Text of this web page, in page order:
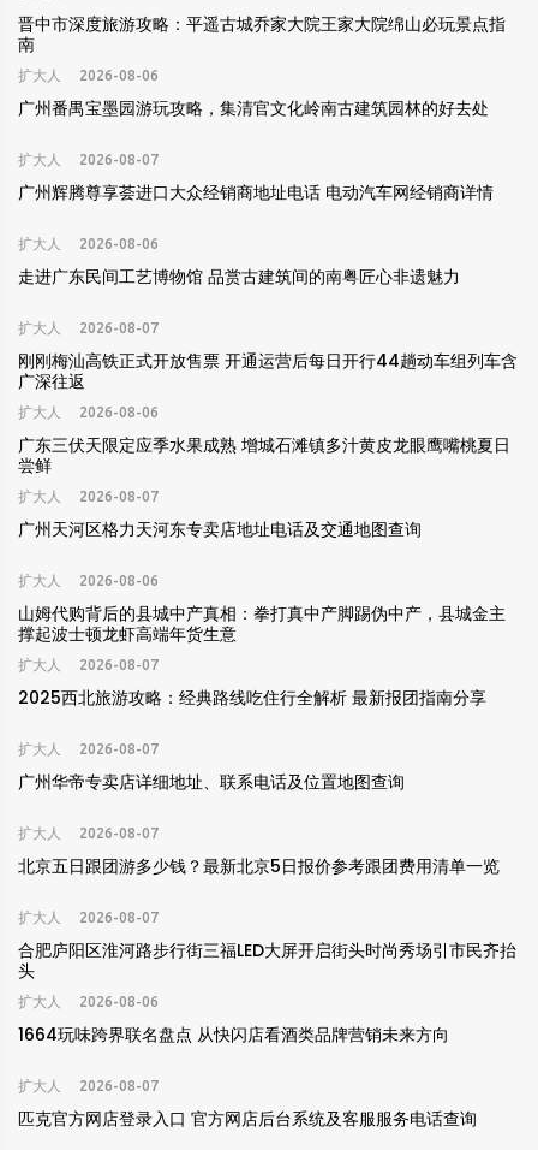
晋中市深度旅游攻略：平遥古城乔家大院王家大院绵山必玩景点指
南
扩大人 2026-08-06
广州番禺宝墨园游玩攻略，集清官文化岭南古建筑园林的好去处
扩大人 2026-08-07
广州辉腾尊享荟进口大众经销商地址电话 电动汽车网经销商详情
扩大人 2026-08-06
走进广东民间工艺博物馆 品赏古建筑间的南粤匠心非遗魅力
扩大人 2026-08-07
刚刚梅汕高铁正式开放售票 开通运营后每日开行44趟动车组列车含
广深往返
扩大人 2026-08-06
广东三伏天限定应季水果成熟 增城石滩镇多汁黄皮龙眼鹰嘴桃夏日
尝鲜
扩大人 2026-08-07
广州天河区格力天河东专卖店地址电话及交通地图查询
扩大人 2026-08-06
山姆代购背后的县城中产真相：拳打真中产脚踢伪中产，县城金主
撑起波士顿龙虾高端年货生意
扩大人 2026-08-07
2025西北旅游攻略：经典路线吃住行全解析 最新报团指南分享
扩大人 2026-08-07
广州华帝专卖店详细地址、联系电话及位置地图查询
扩大人 2026-08-07
北京五日跟团游多少钱？最新北京5日报价参考跟团费用清单一览
扩大人 2026-08-07
合肥庐阳区淮河路步行街三福LED大屏开启街头时尚秀场引市民齐抬
头
扩大人 2026-08-06
1664玩味跨界联名盘点 从快闪店看酒类品牌营销未来方向
扩大人 2026-08-07
匹克官方网店登录入口 官方网店后台系统及客服服务电话查询